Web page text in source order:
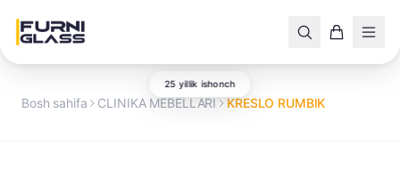
25 yillik ishonch
Bosh sahifa CLINIKA MEBELLARI KRESLO RUMBIK